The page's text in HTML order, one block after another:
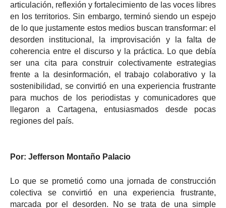
articulación, reflexión y fortalecimiento de las voces libres
en los territorios. Sin embargo, terminó siendo un espejo
de lo que justamente estos medios buscan transformar: el
desorden institucional, la improvisación y la falta de
coherencia entre el discurso y la práctica. Lo que debía
ser una cita para construir colectivamente estrategias
frente a la desinformación, el trabajo colaborativo y la
sostenibilidad, se convirtió en una experiencia frustrante
para muchos de los periodistas y comunicadores que
llegaron a Cartagena, entusiasmados desde pocas
regiones del país.
Por: Jefferson Montaño Palacio
Lo que se prometió como una jornada de construcción
colectiva se convirtió en una experiencia frustrante,
marcada por el desorden. No se trata de una simple